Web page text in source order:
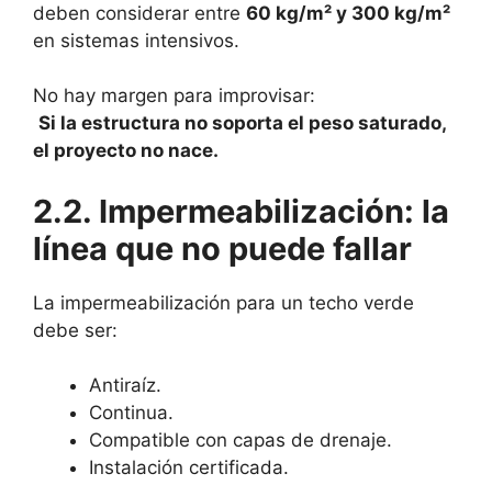
deben considerar entre 60 kg/m² y 300 kg/m²
en sistemas intensivos.
No hay margen para improvisar:
Si la estructura no soporta el peso saturado,
el proyecto no nace.
2.2. Impermeabilización: la
línea que no puede fallar
La impermeabilización para un techo verde
debe ser:
Antiraíz.
Continua.
Compatible con capas de drenaje.
Instalación certificada.